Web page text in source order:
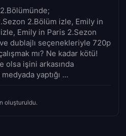
2.Bölüm izle, Emily in
Emily in Paris 2.Sezon
dublajlı seçenekleriyle 720p
mı? Ne kadar kötü!
olsa işini arkasında
yaptığı ...
oluşturuldu.